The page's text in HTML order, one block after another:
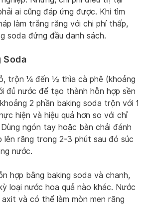
ai cũng đáp ứng được. Khi tìm
làm trắng răng với chi phí thấp,
soda đứng đầu danh sách.
Soda
trộn ¼ đến ½ thìa cà phê (khoảng
đủ nước để tạo thành hỗn hợp sền
2 phần baking soda trộn với 1
hiện và hiệu quả hơn so với chỉ
ngón tay hoặc bàn chải đánh
lên răng trong 2-3 phút sau đó súc
nước.
hợp bằng baking soda và chanh,
loại nước hoa quả nào khác. Nước
và có thể làm mòn men răng